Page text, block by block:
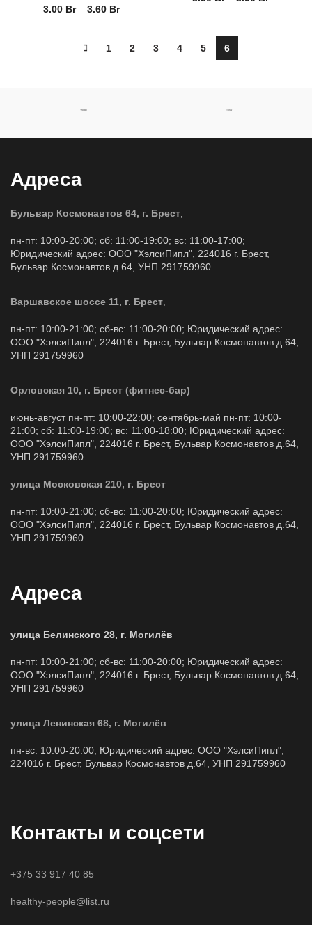
3.00 Br– 3.60 Br
1 2 3 4 5 6
Адреса
Бульвар Космонавтов 64, г. Брест
пн-пт: 10:00-20:00; сб: 11:00-19:00; вс: 11:00-17:00;
Юридический адрес: ООО "ХэлсиПипл", 224016 г. Брест,
Бульвар Космонавтов д.64, УНП 291759960
Варшавское шоссе 11, г. Брест
пн-пт: 10:00-21:00; сб-вс: 11:00-20:00; Юридический адрес:
ООО "ХэлсиПипл", 224016 г. Брест, Бульвар Космонавтов д.64,
УНП 291759960
Орловская 10, г. Брест (фитнес-бар)
июнь-август пн-пт: 10:00-22:00; сентябрь-май пн-пт: 10:00-
21:00; сб: 11:00-19:00; вс: 11:00-18:00; Юридический адрес:
ООО "ХэлсиПипл", 224016 г. Брест, Бульвар Космонавтов д.64,
УНП 291759960
улица Московская 210, г. Брест
пн-пт: 10:00-21:00; сб-вс: 11:00-20:00; Юридический адрес:
ООО "ХэлсиПипл", 224016 г. Брест, Бульвар Космонавтов д.64,
УНП 291759960
Адреса
улица Белинского 28, г. Могилёв
пн-пт: 10:00-21:00; сб-вс: 11:00-20:00; Юридический адрес:
ООО "ХэлсиПипл", 224016 г. Брест, Бульвар Космонавтов д.64,
УНП 291759960
улица Ленинская 68, г. Могилёв
пн-вс: 10:00-20:00; Юридический адрес: ООО "ХэлсиПипл",
224016 г. Брест, Бульвар Космонавтов д.64, УНП 291759960
Контакты и соцсети
+375 33 917 40 85
healthy-people@list.ru